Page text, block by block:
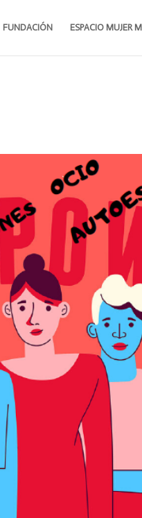
FUNDACIÓN ESPACIO MUJER